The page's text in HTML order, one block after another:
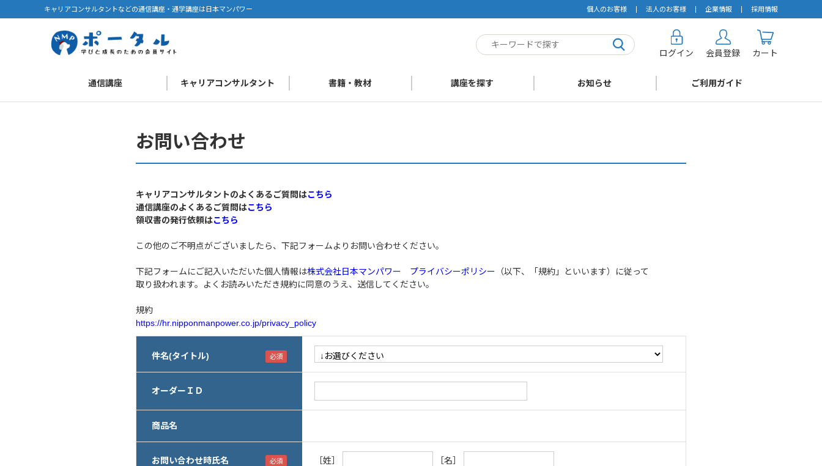
キャリアコンサルタントなどの通信講座・通学講座は日本マンパワー 個人のお客様 法人のお客様 企業情報 採用情報
ログイン 会員登録 カート
通信講座 キャリアコンサルタント 書籍・教材 講座を探す お知らせ ご利用ガイド
お問い合わせ
キャリアコンサルタントのよくあるご質問はこちら
通信講座のよくあるご質問はこちら
領収書の発行依頼はこちら
この他のご不明点がございましたら、下記フォームよりお問い合わせください。
下記フォームにご記入いただいた個人情報は株式会社日本マンパワー プライバシーポリシー （以下、「規約」といいます）に従って
取り扱われます。よくお読みいただき規約に同意のうえ、送信してください。
規約
https://hr.nipponmanpower.co.jp/privacy_policy
件名(タイトル)
オーダーＩＤ
商品名
お問い合わせ時氏名 ［姓］ ［名］